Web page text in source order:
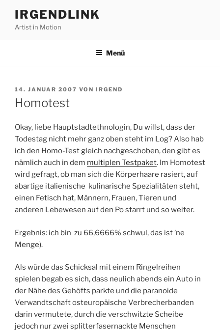
Inhalt
springen
IRGENDLINK
Artist in Motion
Menü
VERÖFFENTLICHT
AM
14. JANUAR 2007 VON IRGEND
Homotest
Okay, liebe Hauptstadtethnologin, Du willst, dass der
Todestag nicht mehr ganz oben steht im Log? Also hab
ich den Homo-Test gleich nachgeschoben, den gibt es
nämlich auch in dem multiplen Testpaket. Im Homotest
wird gefragt, ob man sich die Körperhaare rasiert, auf
abartige italienische kulinarische Spezialitäten steht,
einen Fetisch hat, Männern, Frauen, Tieren und
anderen Lebewesen auf den Po starrt und so weiter.
Ergebnis: ich bin zu 66,6666% schwul, das ist ’ne
Menge).
Als würde das Schicksal mit einem Ringelreihen
spielen begab es sich, dass neulich abends ein Auto in
der Nähe des Gehöfts parkte und die paranoide
Verwandtschaft osteuropäische Verbrecherbanden
darin vermutete, durch die verschwitzte Scheibe
jedoch nur zwei splitterfasernackte Menschen